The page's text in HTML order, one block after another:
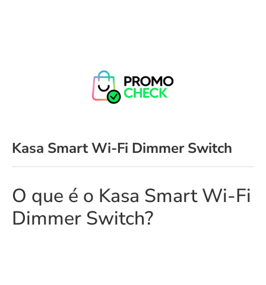
Kasa Smart Wi-Fi Dimmer Switch
O que é o Kasa Smart Wi-Fi
Dimmer Switch?